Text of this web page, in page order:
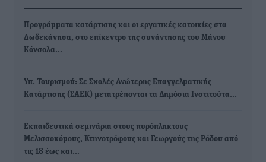
Προγράμματα κατάρτισης και οι εργατικές κατοικίες στα
Δωδεκάνησα, στο επίκεντρο της συνάντησης του Μάνου
Κόνσολα…
Υπ. Τουρισμού: Σε Σχολές Ανώτερης Επαγγελματικής
Κατάρτισης (ΣΑΕΚ) μετατρέπονται τα Δημόσια Ινστιτούτα…
Εκπαιδευτικά σεμινάρια στους πυρόπληκτους
Μελισσοκόμους, Κτηνοτρόφους και Γεωργούς της Ρόδου από
τις 18 έως και…